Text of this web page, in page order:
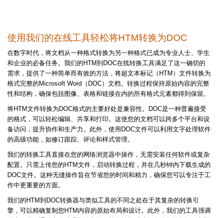
使用我们的在线工具轻松将HTM转换为DOC
在数字时代，将文档从一种格式转换为另一种格式已成为专业人士、学生
和企业的必备任务。我们的HTM到DOC在线转换工具满足了这一确切的
需求，提供了一种简单而有效的方法，将超文本标记（HTM）文件转换为
格式完整的Microsoft Word（DOC）文档。转换过程保持原始内容的完整
性和结构，确保包括图像、表格和链接在内的所有格式元素都得到保留。
将HTM文件转换为DOC格式的主要好处是兼容性。DOC是一种普遍接受
的格式，可以轻松编辑、共享和打印。这使您的文档可以跨多个平台和设
备访问，提升协作和生产力。此外，使用DOC文件可以利用文字处理软件
的高级功能，如修订跟踪、评论和样式管理。
我们的转换工具直接在您的网络浏览器中操作，无需安装任何软件或复杂
配置。只需上传您的HTM文件，启动转换过程，并在几秒钟内下载生成的
DOC文件。这种无缝操作旨在节省您的时间和精力，确保您可以专注于工
作中更重要的方面。
我们的HTM到DOC转换器与类似工具的不同之处在于其复杂的转换引
擎，可以精确复制您HTM内容的原始布局和设计。此外，我们的工具强调